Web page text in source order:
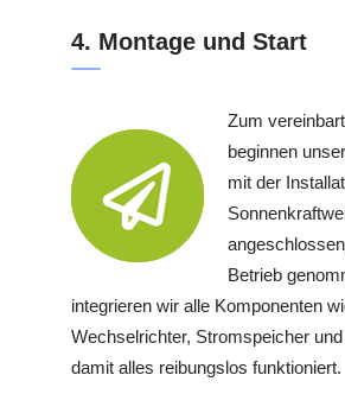
4. Montage und Start
Zum
beginnen
mit der
Betrieb
integrieren wir alle Komponenten
Wechselrichter, Stromspeicher
damit alles reibungslos funktioniert.